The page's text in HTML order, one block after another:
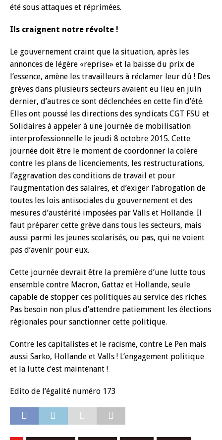
été sous attaques et réprimées.
Ils craignent notre révolte !
Le gouvernement craint que la situation, après les
annonces de légère «reprise» et la baisse du prix de
l’essence, amène les travailleurs à réclamer leur dû ! Des
grèves dans plusieurs secteurs avaient eu lieu en juin
dernier, d’autres ce sont déclenchées en cette fin d’été.
Elles ont poussé les directions des syndicats CGT FSU et
Solidaires à appeler à une journée de mobilisation
interprofessionnelle le jeudi 8 octobre 2015. Cette
journée doit être le moment de coordonner la colère
contre les plans de licenciements, les restructurations,
l’aggravation des conditions de travail et pour
l’augmentation des salaires, et d’exiger l’abrogation de
toutes les lois antisociales du gouvernement et des
mesures d’austérité imposées par Valls et Hollande. Il
faut préparer cette grève dans tous les secteurs, mais
aussi parmi les jeunes scolarisés, ou pas, qui ne voient
pas d’avenir pour eux.
Cette journée devrait être la première d’une lutte tous
ensemble contre Macron, Gattaz et Hollande, seule
capable de stopper ces politiques au service des riches.
Pas besoin non plus d’attendre patiemment les élections
régionales pour sanctionner cette politique.
Contre les capitalistes et le racisme, contre Le Pen mais
aussi Sarko, Hollande et Valls ! L’engagement politique
et la lutte c’est maintenant !
Edito de l’égalité numéro 173